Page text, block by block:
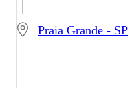
Praia Grande - SP